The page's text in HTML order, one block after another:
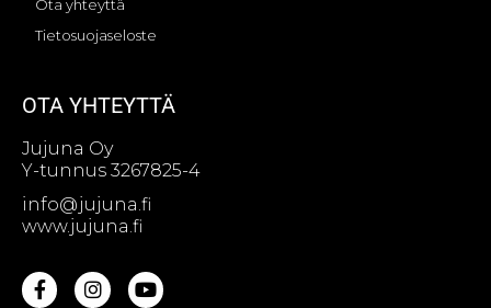
Ota yhteyttä
Tietosuojaseloste
OTA YHTEYTTÄ
Jujuna Oy
Y-tunnus 3267825-4
info@jujuna.fi
www.jujuna.fi